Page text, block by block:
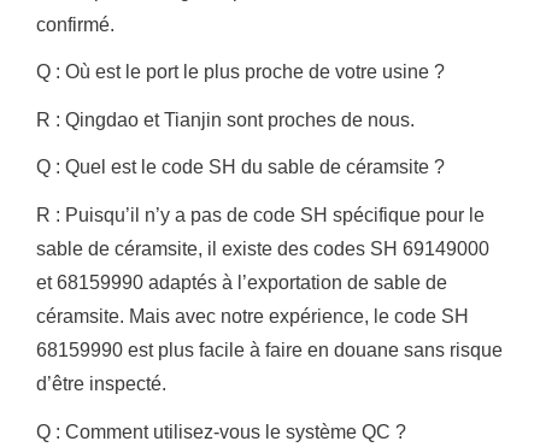
confirmé.
Q : Où est le port le plus proche de votre usine ?
R : Qingdao et Tianjin sont proches de nous.
Q : Quel est le code SH du sable de céramsite ?
R : Puisqu’il n’y a pas de code SH spécifique pour le
sable de céramsite, il existe des codes SH 69149000
et 68159990 adaptés à l’exportation de sable de
céramsite. Mais avec notre expérience, le code SH
68159990 est plus facile à faire en douane sans risque
d’être inspecté.
Q : Comment utilisez-vous le système QC ?